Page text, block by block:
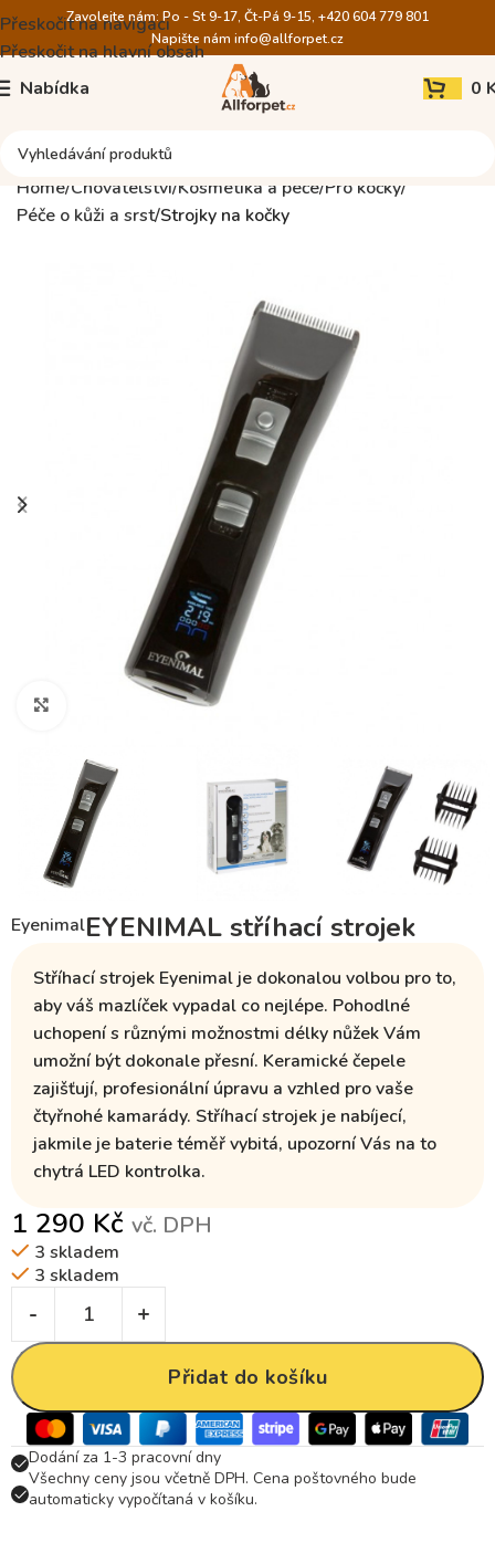
Přeskočit na navigaci
Přeskočit na hlavní obsah
Zavolejte nám: Po - St 9-17, Čt-Pá 9-15, +420 604 779 801
Napište nám info@allforpet.cz
Nabídka 0
Home Chovatelství Kosmetika a péče Pro kočky
Péče o kůži a srst Strojky na kočky
Klikněte pro zvětšení
EyenimalEYENIMAL stříhací strojek
Stříhací strojek Eyenimal je dokonalou volbou pro to,
aby váš mazlíček vypadal co nejlépe. Pohodlné
uchopení s různými možnostmi délky nůžek Vám
umožní být dokonale přesní. Keramické čepele
zajišťují, profesionální úpravu a vzhled pro vaše
čtyřnohé kamarády. Stříhací strojek je nabíjecí,
jakmile je baterie téměř vybitá, upozorní Vás na to
chytrá LED kontrolka.
1 290 Kč vč. DPH
3 skladem
3 skladem
Přidat do košíku
Dodání za 1-3 pracovní dny
Všechny ceny jsou včetně DPH. Cena poštovného bude
automaticky vypočítaná v košíku.